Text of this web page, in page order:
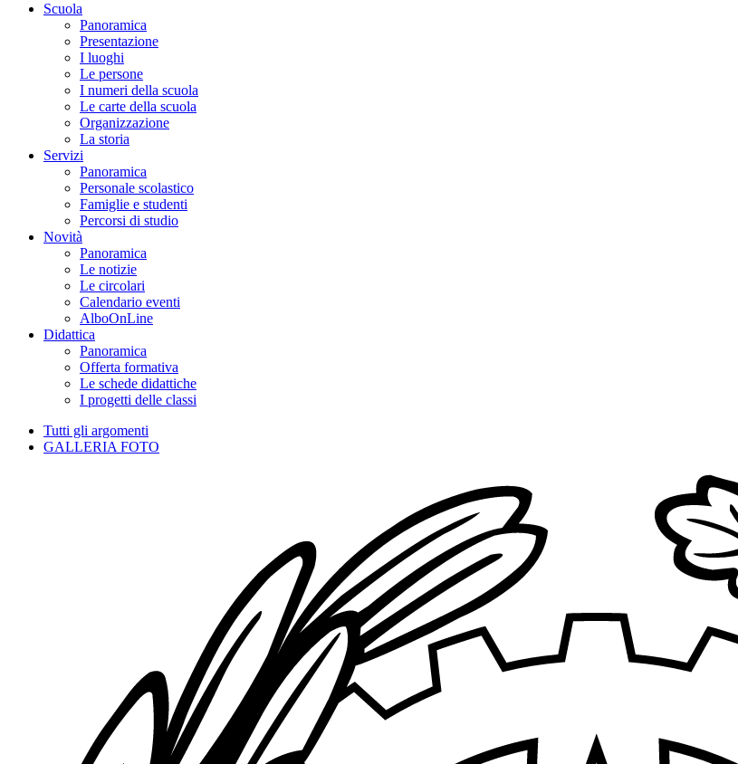
Scuola
Panoramica
Presentazione
I luoghi
Le persone
I numeri della scuola
Le carte della scuola
Organizzazione
La storia
Servizi
Panoramica
Personale scolastico
Famiglie e studenti
Percorsi di studio
Novità
Panoramica
Le notizie
Le circolari
Calendario eventi
AlboOnLine
Didattica
Panoramica
Offerta formativa
Le schede didattiche
I progetti delle classi
Tutti gli argomenti
GALLERIA FOTO